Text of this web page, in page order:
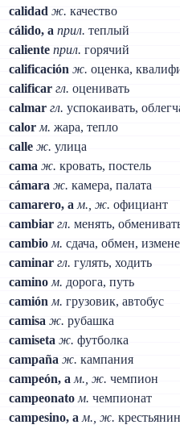
calidad ж. качество
cálido, a прил. теплый
caliente прил. горячий
calificación ж. оценка,
calificar гл. оценивать
calmar гл. успокаивать,
calor м. жара, тепло
calle ж. улица
cama ж. кровать, постель
cámara ж. камера, палата
camarero, a м., ж. официант
cambiar гл. менять,
cambio м. сдача, обмен,
caminar гл. гулять, ходить
camino м. дорога, путь
camión м. грузовик, автобус
camisa ж. рубашка
camiseta ж. футболка
campaña ж. кампания
campeón, a м., ж. чемпион
campeonato м. чемпионат
campesino, a м., ж. крестьянин